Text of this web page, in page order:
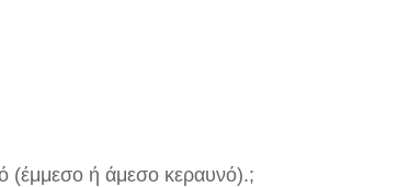
(έμμεσο ή άμεσο κεραυνό).;